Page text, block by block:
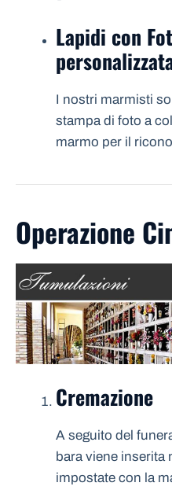
Lapidi con
I nostri marmisti
stampa di foto a
marmo per il
Operazione
Cremazione
A seguito del
bara viene inserita
impostate con la